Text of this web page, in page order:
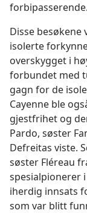
forbipasserende.
Disse
isolerte
overskygget i
forbundet med
gagn for de
Cayenne ble
gjestfrihet og
Pardo, søster
Defreitas viste.
søster Fléreau
spesialpionerer
iherdig innsats
som var blitt